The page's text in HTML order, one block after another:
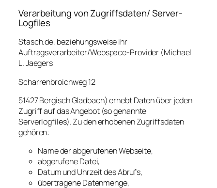
Verarbeitung von Zugriffsdaten/ Server-
Logfiles
Stasch.de, beziehungsweise ihr
Auftragsverarbeiter/Webspace-Provider (Michael
L. Jaegers
Scharrenbroichweg 12
51427 Bergisch Gladbach) erhebt Daten über jeden
Zugriff auf das Angebot (so genannte
Serverlogfiles). Zu den erhobenen Zugriffsdaten
gehören:
Name der abgerufenen Webseite,
abgerufene Datei,
Datum und Uhrzeit des Abrufs,
übertragene Datenmenge,